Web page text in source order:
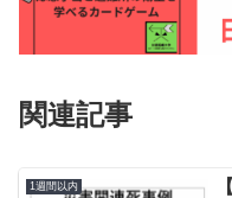
関連記事
1週間以内